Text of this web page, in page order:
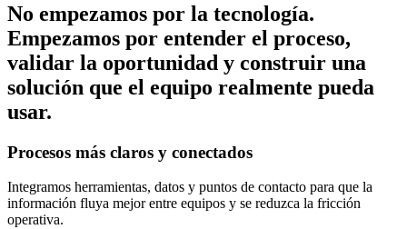
No empezamos por la tecnología.
Empezamos por entender el proceso,
validar la oportunidad y construir una
solución que el equipo realmente pueda
usar.
Procesos más claros y conectados
Integramos herramientas, datos y puntos de contacto para que la
información fluya mejor entre equipos y se reduzca la fricción
operativa.